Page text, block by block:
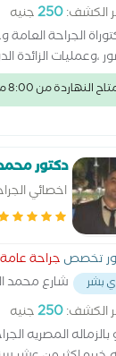
الكشف:250جنيه
الجراحة
،وعمليات
بالليزر
النهاردة من 8:00 مساءً
دكتور
اخصائي
تخصص جراحة عامة
بشر شارع محمد
الكشف:250جنيه
المصريه